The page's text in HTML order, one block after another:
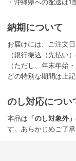
・沖縄県への配送は1
納期について
お届けには、ご注文
（銀行振込（先払い
（ただし、年末年始
どの特別な期間は上
のし対応につい
本品は 「のし対象外」
す。あらかじめご了承